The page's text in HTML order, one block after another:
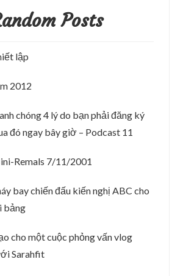
Posts
lập
2012
chóng 4 lý do bạn phải đăng ký
đó ngay bây giờ – Podcast 11
Remals 7/11/2001
bay chiến đấu kiến nghị ABC cho
bảng
cho một cuộc phỏng vấn vlog
Sarahfit